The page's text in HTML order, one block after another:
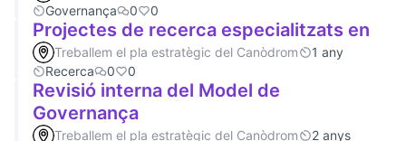
Governança
0 0
Projectes de recerca especialitzats en
Treballem el pla estratègic del Canòdrom
1 any
Recerca
0 0
Revisió interna del Model de
Governança
Treballem el pla estratègic del Canòdrom
2 anys